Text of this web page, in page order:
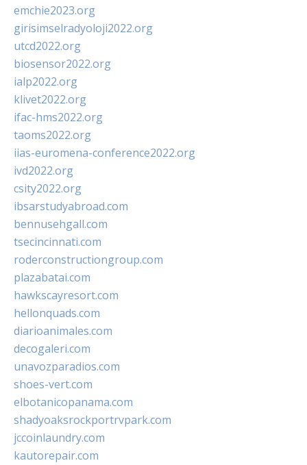
emchie2023.org
girisimselradyoloji2022.org
utcd2022.org
biosensor2022.org
ialp2022.org
klivet2022.org
ifac-hms2022.org
taoms2022.org
iias-euromena-conference2022.org
ivd2022.org
csity2022.org
ibsarstudyabroad.com
bennusehgall.com
tsecincinnati.com
roderconstructiongroup.com
plazabatai.com
hawkscayresort.com
hellonquads.com
diarioanimales.com
decogaleri.com
unavozparadios.com
shoes-vert.com
elbotanicopanama.com
shadyoaksrockportrvpark.com
jccoinlaundry.com
kautorepair.com